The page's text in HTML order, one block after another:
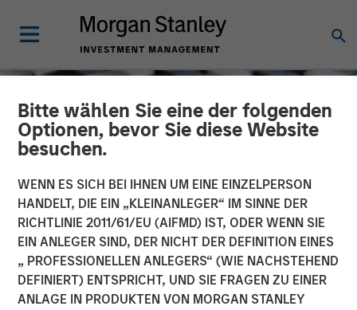
Bitte wählen Sie eine der folgenden
Optionen, bevor Sie diese Website
besuchen.
WENN ES SICH BEI IHNEN UM EINE EINZELPERSON
HANDELT, DIE EIN „KLEINANLEGER“ IM SINNE DER
RICHTLINIE 2011/61/EU (AIFMD) IST, ODER WENN SIE
EIN ANLEGER SIND, DER NICHT DER DEFINITION EINES
„ PROFESSIONELLEN ANLEGERS“ (WIE NACHSTEHEND
DEFINIERT) ENTSPRICHT, UND SIE FRAGEN ZU EINER
ANLAGE IN PRODUKTEN VON MORGAN STANLEY
CONSILIENT OBSERVER INSIGHTS